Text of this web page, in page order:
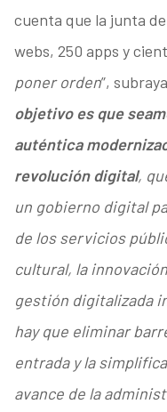
cuenta que la junta
webs, 250 apps y
poner orden”,
objetivo es que
auténtica
revolución digital,
un gobierno digital
de los servicios
cultural, la
gestión digitalizada
hay que eliminar
entrada y la
avance de la